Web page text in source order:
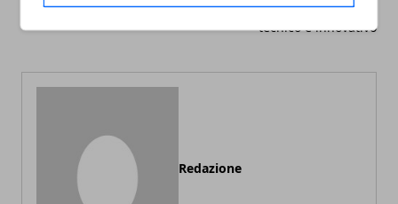
sport quelli di un capo
tecnico e innovativo
Redazione